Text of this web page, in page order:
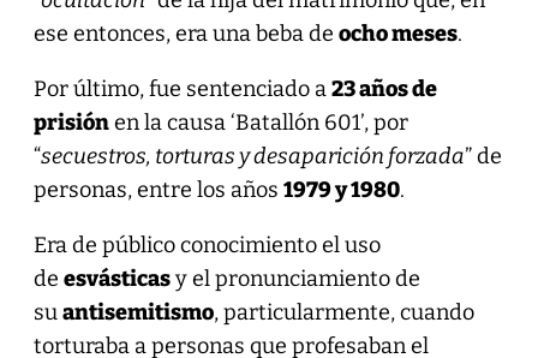
ese entonces, era una beba de ocho meses.
Por último, fue sentenciado a23 años de
prisiónen la causa ‘Batallón 601’, por
“secuestros, torturas y desaparición forzada” de
personas, entre los años 1979 y 1980.
Era de público conocimiento el uso
de esvásticasy el pronunciamiento de
suantisemitismo, particularmente, cuando
torturaba a personas que profesaban el